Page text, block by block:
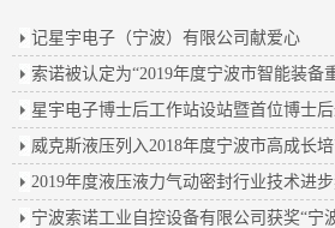
记星宇电子（宁波）有限公司献爱心
索诺被认定为“2019年度宁波市智能装备
2019年度液压液力气动密封行业技术进